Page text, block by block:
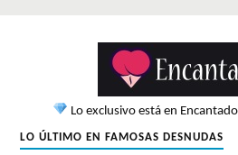
Lo exclusivo está en
LO ÚLTIMO EN FAMOSAS DESNUDAS